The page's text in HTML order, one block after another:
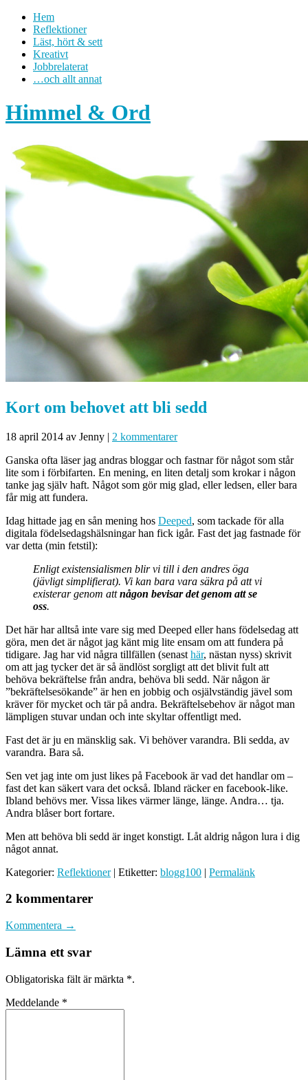
Hem
Reflektioner
Läst, hört & sett
Kreativt
Jobbrelaterat
…och allt annat
Himmel & Ord
Kort om behovet att bli sedd
18 april 2014 av Jenny | 2 kommentarer
Ganska ofta läser jag andras bloggar och fastnar för något som står
lite som i förbifarten. En mening, en liten detalj som krokar i någon
tanke jag själv haft. Något som gör mig glad, eller ledsen, eller bara
får mig att fundera.
Idag hittade jag en sån mening hos Deeped, som tackade för alla
digitala födelsedagshälsningar han fick igår. Fast det jag fastnade för
var detta (min fetstil):
Enligt existensialismen blir vi till i den andres öga
(jävligt simplifierat). Vi kan bara vara säkra på att vi
existerar genom attnågon bevisar det genom att se
oss.
Det här har alltså inte vare sig med Deeped eller hans födelsedag att
göra, men det är något jag känt mig lite ensam om att fundera på
tidigare. Jag har vid några tillfällen (senast här, nästan nyss) skrivit
om att jag tycker det är så ändlöst sorgligt att det blivit fult att
behöva bekräftelse från andra, behöva bli sedd. När någon är
”bekräftelsesökande” är hen en jobbig och osjälvständig jävel som
kräver för mycket och tär på andra. Bekräftelsebehov är något man
lämpligen stuvar undan och inte skyltar offentligt med.
Fast det är ju en mänsklig sak. Vi behöver varandra. Bli sedda, av
varandra. Bara så.
Sen vet jag inte om just likes på Facebook är vad det handlar om –
fast det kan säkert vara det också. Ibland räcker en facebook-like.
Ibland behövs mer. Vissa likes värmer länge, länge. Andra… tja.
Andra blåser bort fortare.
Men att behöva bli sedd är inget konstigt. Låt aldrig någon lura i dig
något annat.
Kategorier: Reflektioner| Etiketter: blogg100 | Permalänk
2 kommentarer
Kommentera →
Lämna ett svar
Obligatoriska fält är märkta *.
Meddelande *